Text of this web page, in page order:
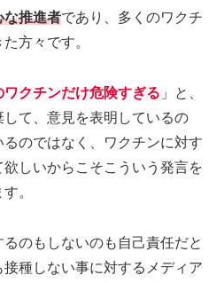
な推進者であり、多くのワクチ
方々です。
ワクチンだけ危険すぎる 」と、
て、意見を表明しているの
のではなく、ワクチンに対す
しいからこそこういう発言を
。
のもしないのも自己責任だと
種しない事に対するメディア